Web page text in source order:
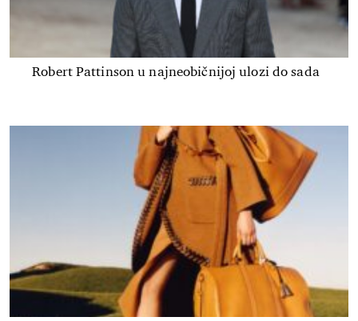
Robert Pattinson u najneobičnijoj ulozi do sada